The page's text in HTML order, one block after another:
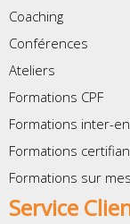
Coaching
Conférences
Ateliers
Formations CPF
Formations inter-
Formations
Formations sur
Service